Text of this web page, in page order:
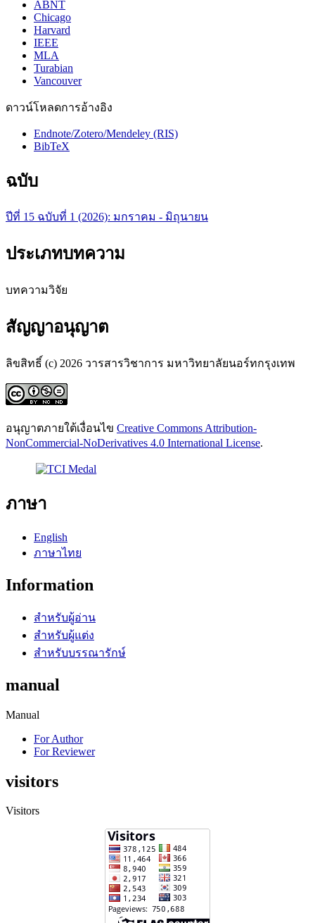
ABNT
Chicago
Harvard
IEEE
MLA
Turabian
Vancouver
ดาวน์โหลดการอ้างอิง
Endnote/Zotero/Mendeley (RIS)
BibTeX
ฉบับ
ปีที่ 15 ฉบับที่ 1 (2026): มกราคม - มิถุนายน
ประเภทบทความ
บทความวิจัย
สัญญาอนุญาต
ลิขสิทธิ์ (c) 2026 วารสารวิชาการ มหาวิทยาลัยนอร์ทกรุงเทพ
อนุญาตภายใต้เงื่อนไข Creative Commons Attribution-
NonCommercial-NoDerivatives 4.0 International License.
ภาษา
English
ภาษาไทย
Information
สำหรับผู้อ่าน
สำหรับผู้แต่ง
สำหรับบรรณารักษ์
manual
Manual
For Author
For Reviewer
visitors
Visitors